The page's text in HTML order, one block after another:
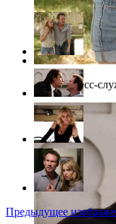
Фото: Пресс-
Предыдущее